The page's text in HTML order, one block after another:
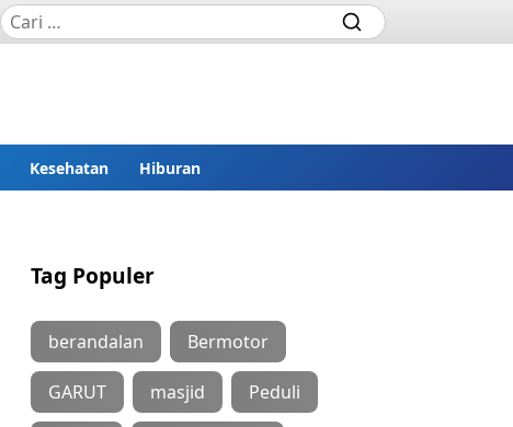
Kesehatan Hiburan
Tag Populer
berandalan Bermotor
GARUT masjid Peduli